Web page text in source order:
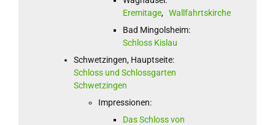
Eremitage, Wallfahrtskirche
Bad Mingolsheim:
Schloss Kislau
Schwetzingen, Hauptseite:
Schloss und Schlossgarten
Schwetzingen
Impressionen:
Das Schloss von